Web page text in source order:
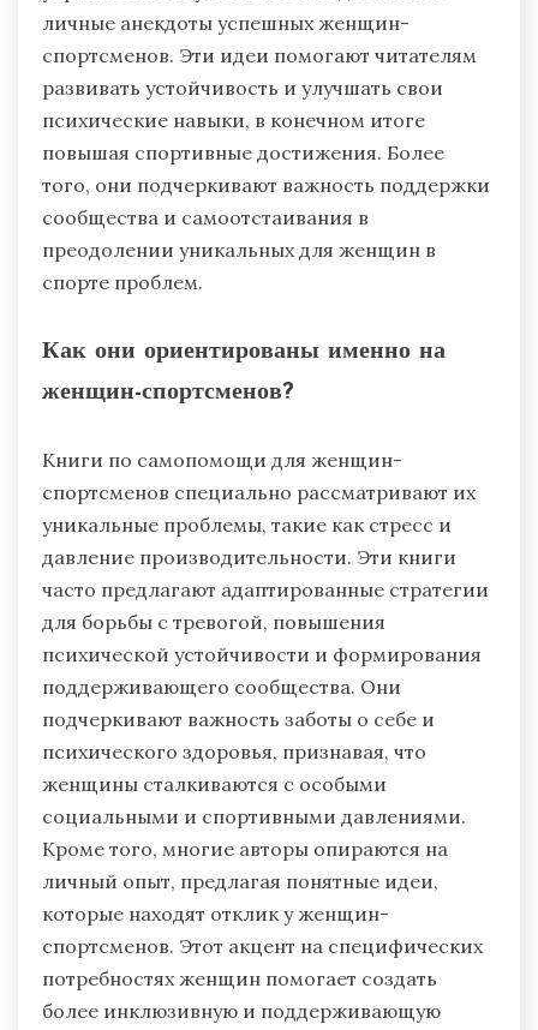
личные анекдоты успешных женщин-
спортсменов. Эти идеи помогают читателям
развивать устойчивость и улучшать свои
психические навыки, в конечном итоге
повышая спортивные достижения. Более
того, они подчеркивают важность поддержки
сообщества и самоотстаивания в
преодолении уникальных для женщин в
спорте проблем.
Как они ориентированы именно на
женщин-спортсменов?
Книги по самопомощи для женщин-
спортсменов специально рассматривают их
уникальные проблемы, такие как стресс и
давление производительности. Эти книги
часто предлагают адаптированные стратегии
для борьбы с тревогой, повышения
психической устойчивости и формирования
поддерживающего сообщества. Они
подчеркивают важность заботы о себе и
психического здоровья, признавая, что
женщины сталкиваются с особыми
социальными и спортивными давлениями.
Кроме того, многие авторы опираются на
личный опыт, предлагая понятные идеи,
которые находят отклик у женщин-
спортсменов. Этот акцент на специфических
потребностях женщин помогает создать
более инклюзивную и поддерживающую